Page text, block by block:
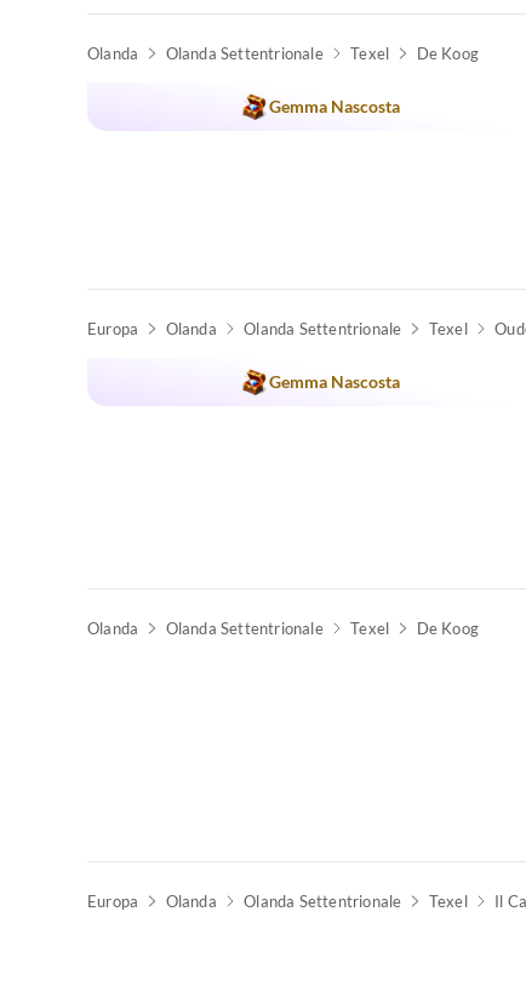
Olanda Olanda Settentrionale Texel De Koog
Gemma Nascosta
Europa Olanda Olanda Settentrionale Texel
Gemma Nascosta
Olanda Olanda Settentrionale Texel De Koog
Europa Olanda Olanda Settentrionale Texel Il